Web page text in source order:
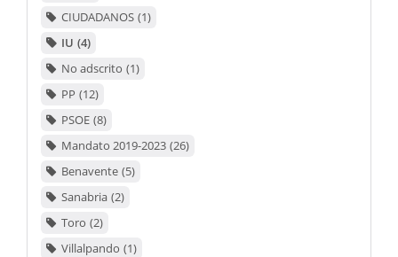
CIUDADANOS 1
IU 4
No adscrito 1
PP 12
PSOE 8
Mandato 2019-2023 26
Benavente 5
Sanabria 2
Toro 2
Villalpando 1